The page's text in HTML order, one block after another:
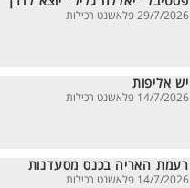
29/7/2026 פלאשנט רכילות
יש אליפות
14/7/2026 פלאשנט רכילות
רעמת האריה בכנס מסעדנות
14/7/2026 פלאשנט רכילות